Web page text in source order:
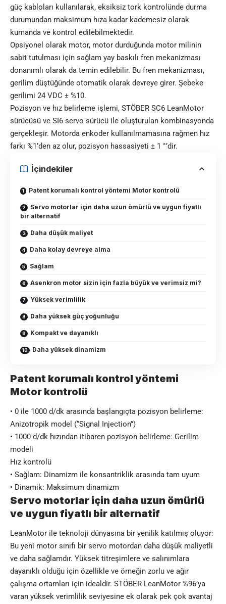
güç kabloları kullanılarak, eksiksiz tork kontrolünde durma
durumundan maksimum hıza kadar kademesiz olarak
kumanda ve kontrol edilebilmektedir.
Opsiyonel olarak motor, motor durduğunda motor milinin
sabit tutulması için sağlam yay baskılı fren mekanizması
donanımlı olarak da temin edilebilir. Bu fren mekanizması,
gerilim düştüğünde otomatik olarak devreye girer. Şebeke
gerilimi 24 VDC ± %10.
Pozisyon ve hız belirleme işlemi, STÖBER SC6 LeanMotor
sürücüsü ve SI6 servo sürücü ile oluşturulan kombinasyonda
gerçekleşir. Motorda enkoder kullanılmamasına rağmen hız
farkı %1’den az olur, pozisyon hassasiyeti ± 1 °’dir.
İçindekiler
Patent korumalı kontrol yöntemi Motor kontrolü
Servo motorlar için daha uzun ömürlü ve uygun fiyatlı
bir alternatif
Daha düşük maliyet
Daha kolay devreye alma
Sağlam
Asenkron motor sizin için fazla büyük ve verimsiz mi?
Yüksek verimlilik
Daha yüksek güç yoğunluğu
Kompakt ve dayanıklı
Daha yüksek dinamizm
Patent korumalı kontrol yöntemi
Motor kontrolü
• 0 ile 1000 d/dk arasında başlangıçta pozisyon belirleme:
Anizotropik model (“Signal Injection”)
• 1000 d/dk hızından itibaren pozisyon belirleme: Gerilim
modeli
Hız kontrolü
• Sağlam: Dinamizm ile konsantriklik arasında tam uyum
• Dinamik: Maksimum dinamizm
Servo motorlar için daha uzun ömürlü
ve uygun fiyatlı bir alternatif
LeanMotor ile teknoloji dünyasına bir yenilik katılmış oluyor:
Bu yeni motor sınıfı bir servo motordan daha düşük maliyetli
ve daha sağlamdır. Yüksek titreşimlere ve salınımlara
dayanıklı olduğu için özellikle ve örneğin zorlu ve ağır
çalışma ortamları için idealdir. STÖBER LeanMotor %96’ya
varan yüksek verimlilik seviyesine ek olarak pek çok avantaj